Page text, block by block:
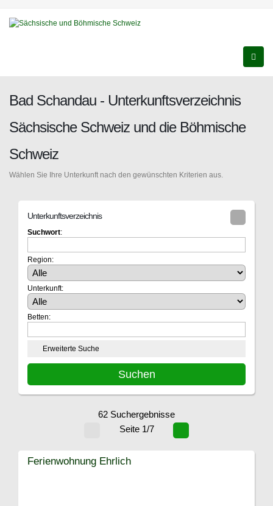
Bad Schandau - Unterkunftsverzeichnis
Sächsische Schweiz und die Böhmische
Schweiz
Wählen Sie Ihre Unterkunft nach den gewünschten Kriterien aus.
Unterkunftsverzeichnis
Suchwort:
Region:
Unterkunft:
Betten:
Erweiterte Suche
62 Suchergebnisse
Seite 1/7
Ferienwohnung Ehrlich